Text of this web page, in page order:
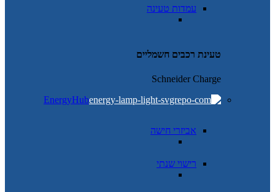
עמדות טעינה
טעינת רכבים חשמליים
Schneider Charge
EnergyHub
אביזרי חישה
רישוי שנתי